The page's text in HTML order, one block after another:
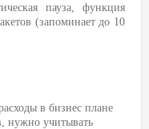
пауза, функция
(запоминает до 10
в бизнес плане
нужно учитывать